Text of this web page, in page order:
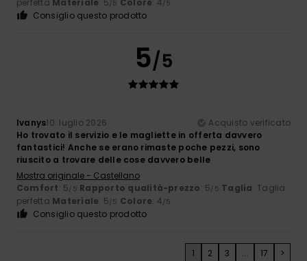
perfetta Materiale: 5/5 Colore: 4/5
Consiglio questo prodotto
5/5
Ivanys10. luglio 2026
Acquisto verificato
Ho trovato il servizio e le magliette in offerta davvero
fantastici! Anche se erano rimaste poche pezzi, sono
riuscito a trovare delle cose davvero belle
Mostra originale - Castellano
Comfort: 5/5 Rapporto qualità-prezzo: 5/5 Taglia: Taglia
perfetta Materiale: 5/5 Colore: 4/5
Consiglio questo prodotto
1 2 3 ... 17 >